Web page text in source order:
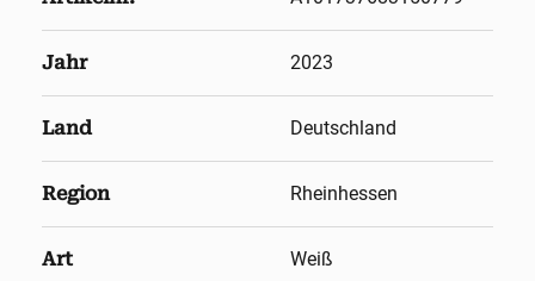
Jahr 2023
Land Deutschland
Region Rheinhessen
Art Weiß